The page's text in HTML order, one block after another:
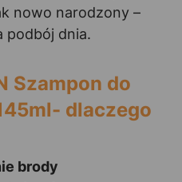
nowo narodzony –
podbój dnia.
Szampon do
dlaczego
brody